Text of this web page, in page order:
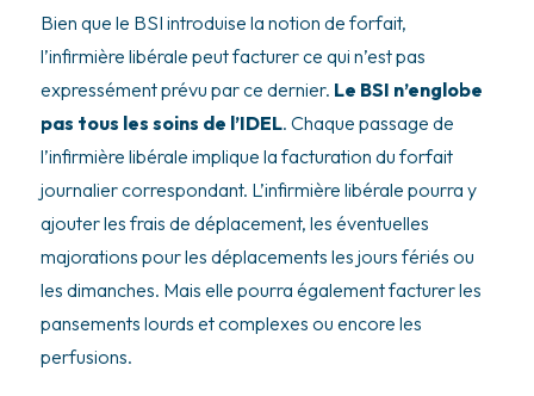
Bien que le BSI introduise la notion de forfait,
l’infirmière libérale peut facturer ce qui n’est pas
expressément prévu par ce dernier. Le BSI n’englobe
pas tous les soins de l’IDEL. Chaque passage de
l’infirmière libérale implique la facturation du forfait
journalier correspondant. L’infirmière libérale pourra y
ajouter les frais de déplacement, les éventuelles
majorations pour les déplacements les jours fériés ou
les dimanches. Mais elle pourra également facturer les
pansements lourds et complexes ou encore les
perfusions.